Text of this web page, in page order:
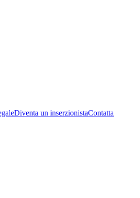
Diventa un inserzionistaContatta